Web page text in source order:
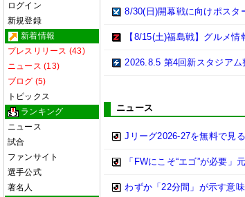
ログイン
新規登録
新着情報
プレスリリース (43)
ニュース (13)
ブログ (5)
トピックス
ランキング
ニュース
試合
ファンサイト
選手公式
著名人
8/30(日)開幕戦に向けポスタ
【8/15(土)福島戦】グルメ情
2026.8.5 第4回新スタジア
ニュース
Jリーグ2026-27を無料で見
「FWにこそ“エゴ”が必要
わずか「22分間」が示す意